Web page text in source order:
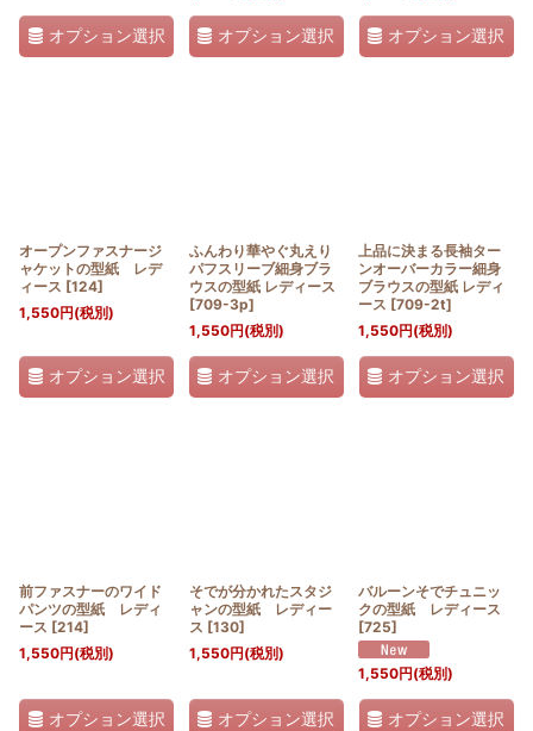
オプション選択 オプション選択 オプション選択
オープンファスナージ
ャケットの型紙 レデ
ィース [124]
1,550円(税別)
オプション選択
ふんわり華やぐ丸えり
パフスリーブ細身ブラ
ウスの型紙 レディース
[709-3p]
1,550円(税別)
オプション選択
上品に決まる長袖ター
ンオーバーカラー細身
ブラウスの型紙 レディ
ース [709-2t]
1,550円(税別)
オプション選択
前ファスナーのワイド
パンツの型紙 レディ
ース [214]
1,550円(税別)
オプション選択
そでが分かれたスタジ
ャンの型紙 レディー
ス [130]
1,550円(税別)
オプション選択
バルーンそでチュニッ
クの型紙 レディース
[725]
1,550円(税別)
オプション選択